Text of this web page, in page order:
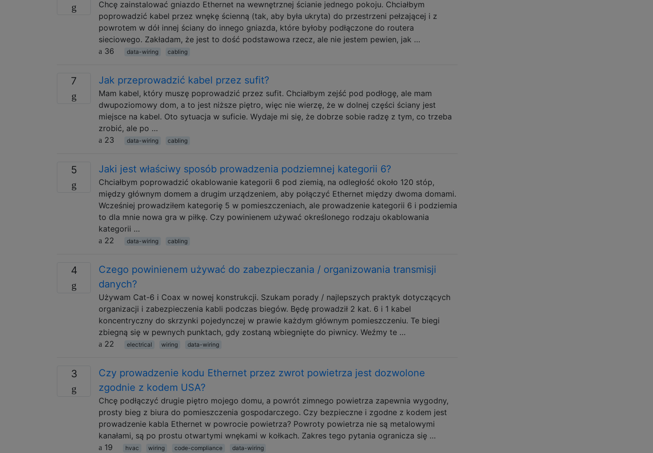
Chcę zainstalować gniazdo Ethernet na wewnętrznej ścianie jednego pokoju. Chciałbym
poprowadzić kabel przez wnękę ścienną (tak, aby była ukryta) do przestrzeni pełzającej i z
powrotem w dół innej ściany do innego gniazda, które byłoby podłączone do routera
sieciowego. Zakładam, że jest to dość podstawowa rzecz, ale nie jestem pewien, jak …
36
data-wiring cabling
7 Jak przeprowadzić kabel przez sufit?
Mam kabel, który muszę poprowadzić przez sufit. Chciałbym zejść pod podłogę, ale mam
dwupoziomowy dom, a to jest niższe piętro, więc nie wierzę, że w dolnej części ściany jest
miejsce na kabel. Oto sytuacja w suficie. Wydaje mi się, że dobrze sobie radzę z tym, co trzeba
zrobić, ale po …
23
data-wiring cabling
5 Jaki jest właściwy sposób prowadzenia podziemnej kategorii 6?
Chciałbym poprowadzić okablowanie kategorii 6 pod ziemią, na odległość około 120 stóp,
między głównym domem a drugim urządzeniem, aby połączyć Ethernet między dwoma domami.
Wcześniej prowadziłem kategorię 5 w pomieszczeniach, ale prowadzenie kategorii 6 i podziemia
to dla mnie nowa gra w piłkę. Czy powinienem używać określonego rodzaju okablowania
kategorii …
22
data-wiring cabling
4
Czego powinienem używać do zabezpieczania / organizowania transmisji
danych?
Używam Cat-6 i Coax w nowej konstrukcji. Szukam porady / najlepszych praktyk dotyczących
organizacji i zabezpieczenia kabli podczas biegów. Będę prowadził 2 kat. 6 i 1 kabel
koncentryczny do skrzynki pojedynczej w prawie każdym głównym pomieszczeniu. Te biegi
zbiegną się w pewnych punktach, gdy zostaną wbiegnięte do piwnicy. Weźmy te …
22
electrical wiring data-wiring
3
Czy prowadzenie kodu Ethernet przez zwrot powietrza jest dozwolone
zgodnie z kodem USA?
Chcę podłączyć drugie piętro mojego domu, a powrót zimnego powietrza zapewnia wygodny,
prosty bieg z biura do pomieszczenia gospodarczego. Czy bezpieczne i zgodne z kodem jest
prowadzenie kabla Ethernet w powrocie powietrza? Powroty powietrza nie są metalowymi
kanałami, są po prostu otwartymi wnękami w kołkach. Zakres tego pytania ogranicza się …
19
hvac wiring code-compliance data-wiring